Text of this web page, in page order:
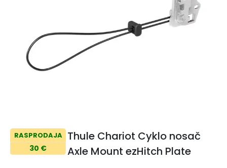
RASPRODAJA
30 €
Thule Chariot Cyklo nosač
Axle Mount ezHitch Plate